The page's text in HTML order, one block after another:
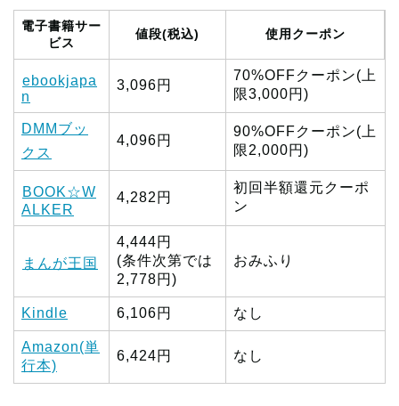
電子書籍サー
ビス
値段(税込) 使用クーポン
ebookjapa
n
3,096円
70%OFFクーポン(上
限3,000円)
DMMブッ
クス
4,096円
90%OFFクーポン(上
限2,000円)
BOOK☆W
ALKER
4,282円
初回半額還元クーポ
ン
まんが王国
4,444円
(条件次第では
2,778円)
おみふり
Kindle 6,106円 なし
Amazon(単
行本)
6,424円 なし